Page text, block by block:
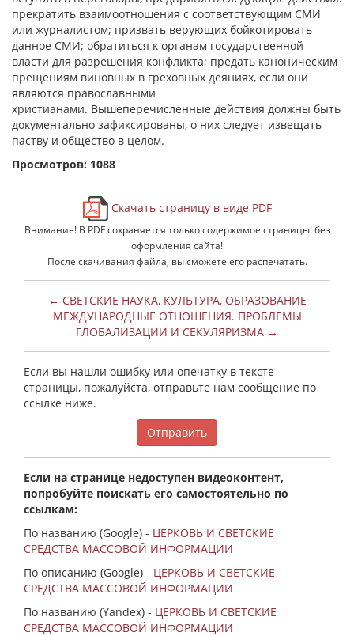
прекратить взаимоотношения с соответствующим СМИ
или журналистом; призвать верующих бойкотировать
данное СМИ; обратиться к органам государственной
власти для разрешения конфликта; предать каноническим
прещениям виновных в греховных деяниях, если они
являются православными
христианами. Вышеперечисленные действия должны быть
документально зафиксированы, о них следует извещать
паству и общество в целом.
Просмотров: 1088
Скачать страницу в виде PDF
Внимание! В PDF сохраняется только содержимое страницы! без
оформления сайта!
После скачивания файла, вы сможете его распечатать.
← СВЕТСКИЕ НАУКА, КУЛЬТУРА, ОБРАЗОВАНИЕ
МЕЖДУНАРОДНЫЕ ОТНОШЕНИЯ. ПРОБЛЕМЫ
ГЛОБАЛИЗАЦИИ И СЕКУЛЯРИЗМА →
Если вы нашли ошибку или опечатку в тексте
страницы, пожалуйста, отправьте нам сообщение по
ссылке ниже.
Отправить
Если на странице недоступен видеоконтент,
попробуйте поискать его самостоятельно по
ссылкам:
По названию (Google) - ЦЕРКОВЬ И СВЕТСКИЕ
СРЕДСТВА МАССОВОЙ ИНФОРМАЦИИ
По описанию (Google) - ЦЕРКОВЬ И СВЕТСКИЕ
СРЕДСТВА МАССОВОЙ ИНФОРМАЦИИ
По названию (Yandex) - ЦЕРКОВЬ И СВЕТСКИЕ
СРЕДСТВА МАССОВОЙ ИНФОРМАЦИИ